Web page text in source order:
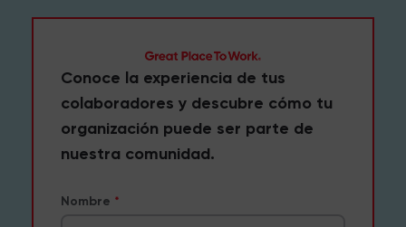
Conoce la experiencia de tus
colaboradores y descubre cómo tu
organización puede ser parte de
nuestra comunidad.
Nombre